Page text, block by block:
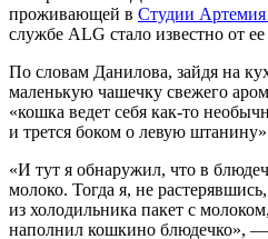
проживающей в Студии Артемия
службе ALG стало известно от
По словам Данилова, зайдя на
маленькую чашечку свежего
«кошка ведет себя как-то
и трется боком о левую
«И тут я обнаружил, что в
молоко. Тогда я, не
из холодильника пакет с
наполнил кошкино блюдечко»,